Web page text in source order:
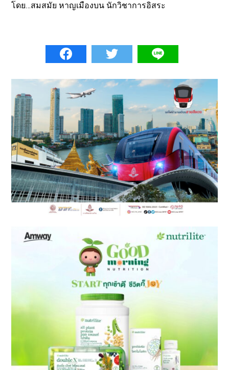
โดย…สมสมัย หาญเมืองบน นักวิชาการอิสระ